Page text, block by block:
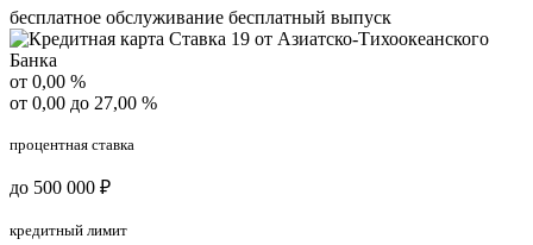
бесплатное обслуживание бесплатный выпуск
от 0,00 %
от 0,00 до 27,00 %
процентная ставка
до 500 000 ₽
кредитный лимит